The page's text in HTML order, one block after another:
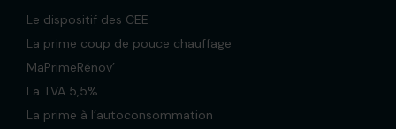
Le dispositif des CEE
La prime coup de pouce chauffage
MaPrimeRénov’
La TVA 5,5%
La prime à l’autoconsommation